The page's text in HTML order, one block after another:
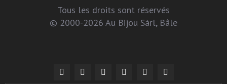
Tous les droits sont réservés
© 2000-2026 Au Bijou Sàrl, Bâle